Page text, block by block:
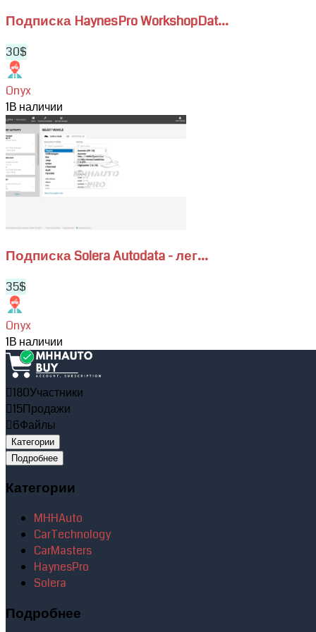
авто
Подписка HaynesPro WorkshopDat...
30$
Onyx
1В наличии
View
Подписка
Solera
Autodata
-
автопарк
Подписка Solera Autodata - лег...
35$
Onyx
1В наличии
180Участники
15Продажи
6Файлы
Категории
Подробнее
Категории
MHHAuto
CarTechnology
CarMasters
HaynesPro
Solera
Подробнее